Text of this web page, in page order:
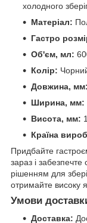
холодного
Матеріал:
Гастро
Об'єм, мл:
Колір:
Довжина, мм:
Ширина, мм:
Висота, мм:
Країна
Придбайте
зараз і
рішенням для
отримайте високу
Умови
Доставка: